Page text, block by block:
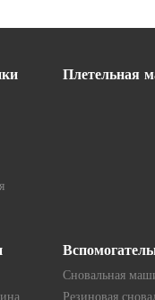
Плетельная
Сновальная
Резиновая